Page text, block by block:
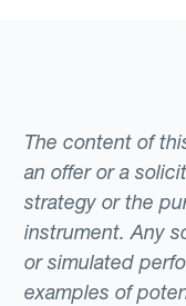
The content of
an offer or a
strategy or the
instrument. Any
or simulated
examples of